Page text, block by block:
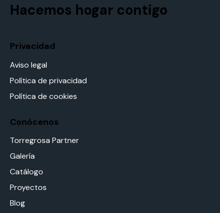
Hacemos hogar contigo
Privacidad
Aviso legal
Política de privacidad
Política de cookies
Conócenos
Torregrosa Partner
Galería
Catálogo
Proyectos
Blog